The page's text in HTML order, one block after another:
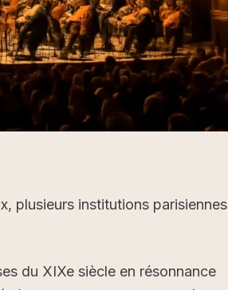
plusieurs institutions parisiennes
du XIXe siècle en résonnance